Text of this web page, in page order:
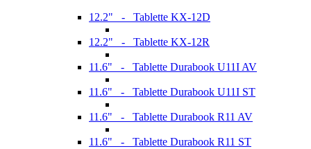
12.2" - Tablette KX-12D
12.2" - Tablette KX-12R
11.6" - Tablette Durabook U11I AV
11.6" - Tablette Durabook U11I ST
11.6" - Tablette Durabook R11 AV
11.6" - Tablette Durabook R11 ST